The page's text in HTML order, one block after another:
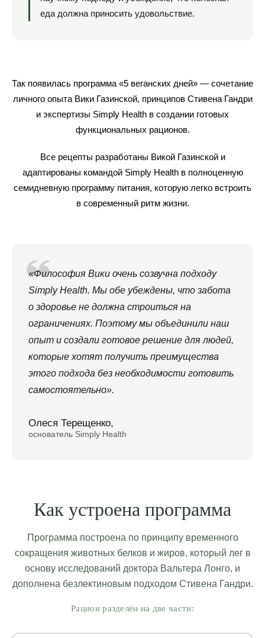
еда должна приносить удовольствие.
Так появилась программа «5 веганских дней» — сочетание
личного опыта Вики Газинской, принципов Стивена Гандри
и экспертизы Simply Health в создании готовых
функциональных рационов.
Все рецепты разработаны Викой Газинской и
адаптированы командой Simply Health в полноценную
семидневную программу питания, которую легко встроить
в современный ритм жизни.
«Философия Вики очень созвучна подходу
Simply Health. Мы обе убеждены, что забота
о здоровье не должна строиться на
ограничениях. Поэтому мы объединили наш
опыт и создали готовое решение для людей,
которые хотят получить преимущества
этого подхода без необходимости готовить
самостоятельно».
Олеся Терещенко,
основатель Simply Health
Как устроена программа
Программа построена по принципу временного
сокращения животных белков и жиров, который лег в
основу исследований доктора Вальтера Лонго, и
дополнена безлектиновым подходом Стивена Гандри.
Рацион разделён на две части:
info@simplyhealth-concierge.ru
Социальные сети
и Facebook*) организация запрещённая на
© Все права защищены
О нас
Положение об обработке персональных данных
Политика конфиденциальности
Использование и сохранение cookie-файлов
Договор оферты